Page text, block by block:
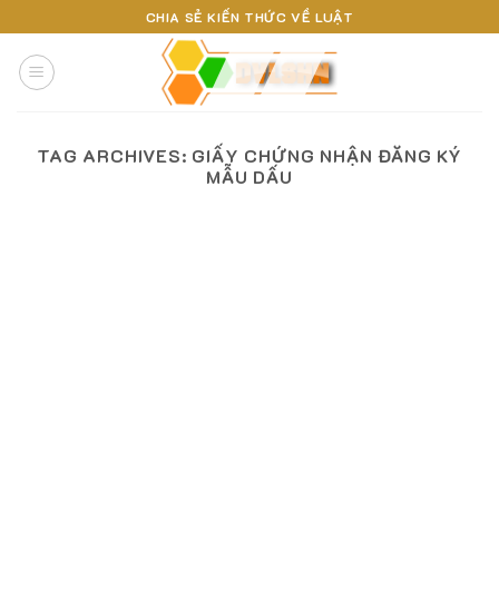
to
content
CHIA SẺ KIẾN THỨC VỀ LUẬT
TAG ARCHIVES: GIẤY CHỨNG NHẬN ĐĂNG KÝ
MẪU DẤU